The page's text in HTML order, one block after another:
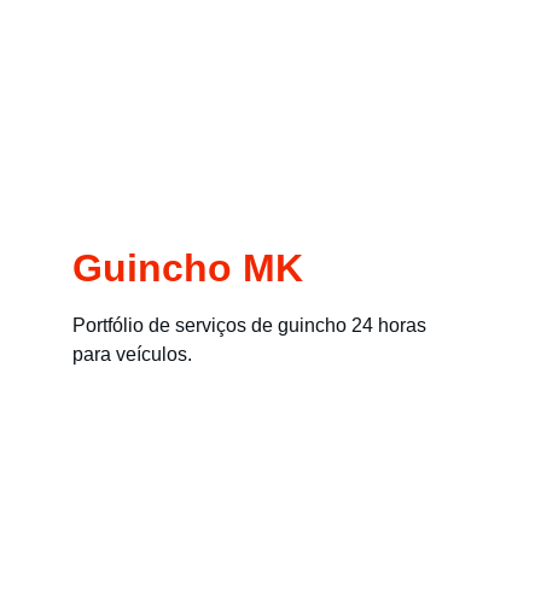
Guincho MK
Portfólio de serviços de guincho 24 horas
para veículos.